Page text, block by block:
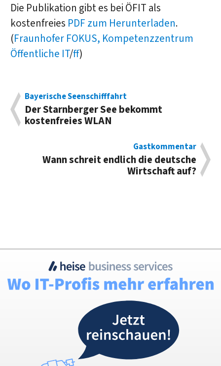
Die Publikation gibt es bei ÖFIT als
kostenfreies PDF zum Herunterladen.
(Fraunhofer FOKUS, Kompetenzzentrum
Öffentliche IT/ff)
Bayerische Seenschifffahrt
Der Starnberger See bekommt
kostenfreies WLAN
Gastkommentar
Wann schreit endlich die deutsche
Wirtschaft auf?